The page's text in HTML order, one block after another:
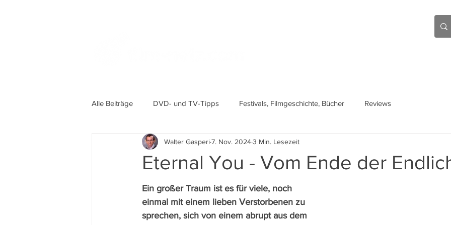
Alle Beiträge DVD- und TV-Tipps Festivals, Filmgeschichte, Bücher Reviews
Eternal You - Vom Ende der
Walter Gasperi7. Nov. 20243 Min. Lesezeit
Ein großer Traum ist es für viele, noch
einmal mit einem lieben Verstorbenen zu
sprechen, sich von einem abrupt aus dem